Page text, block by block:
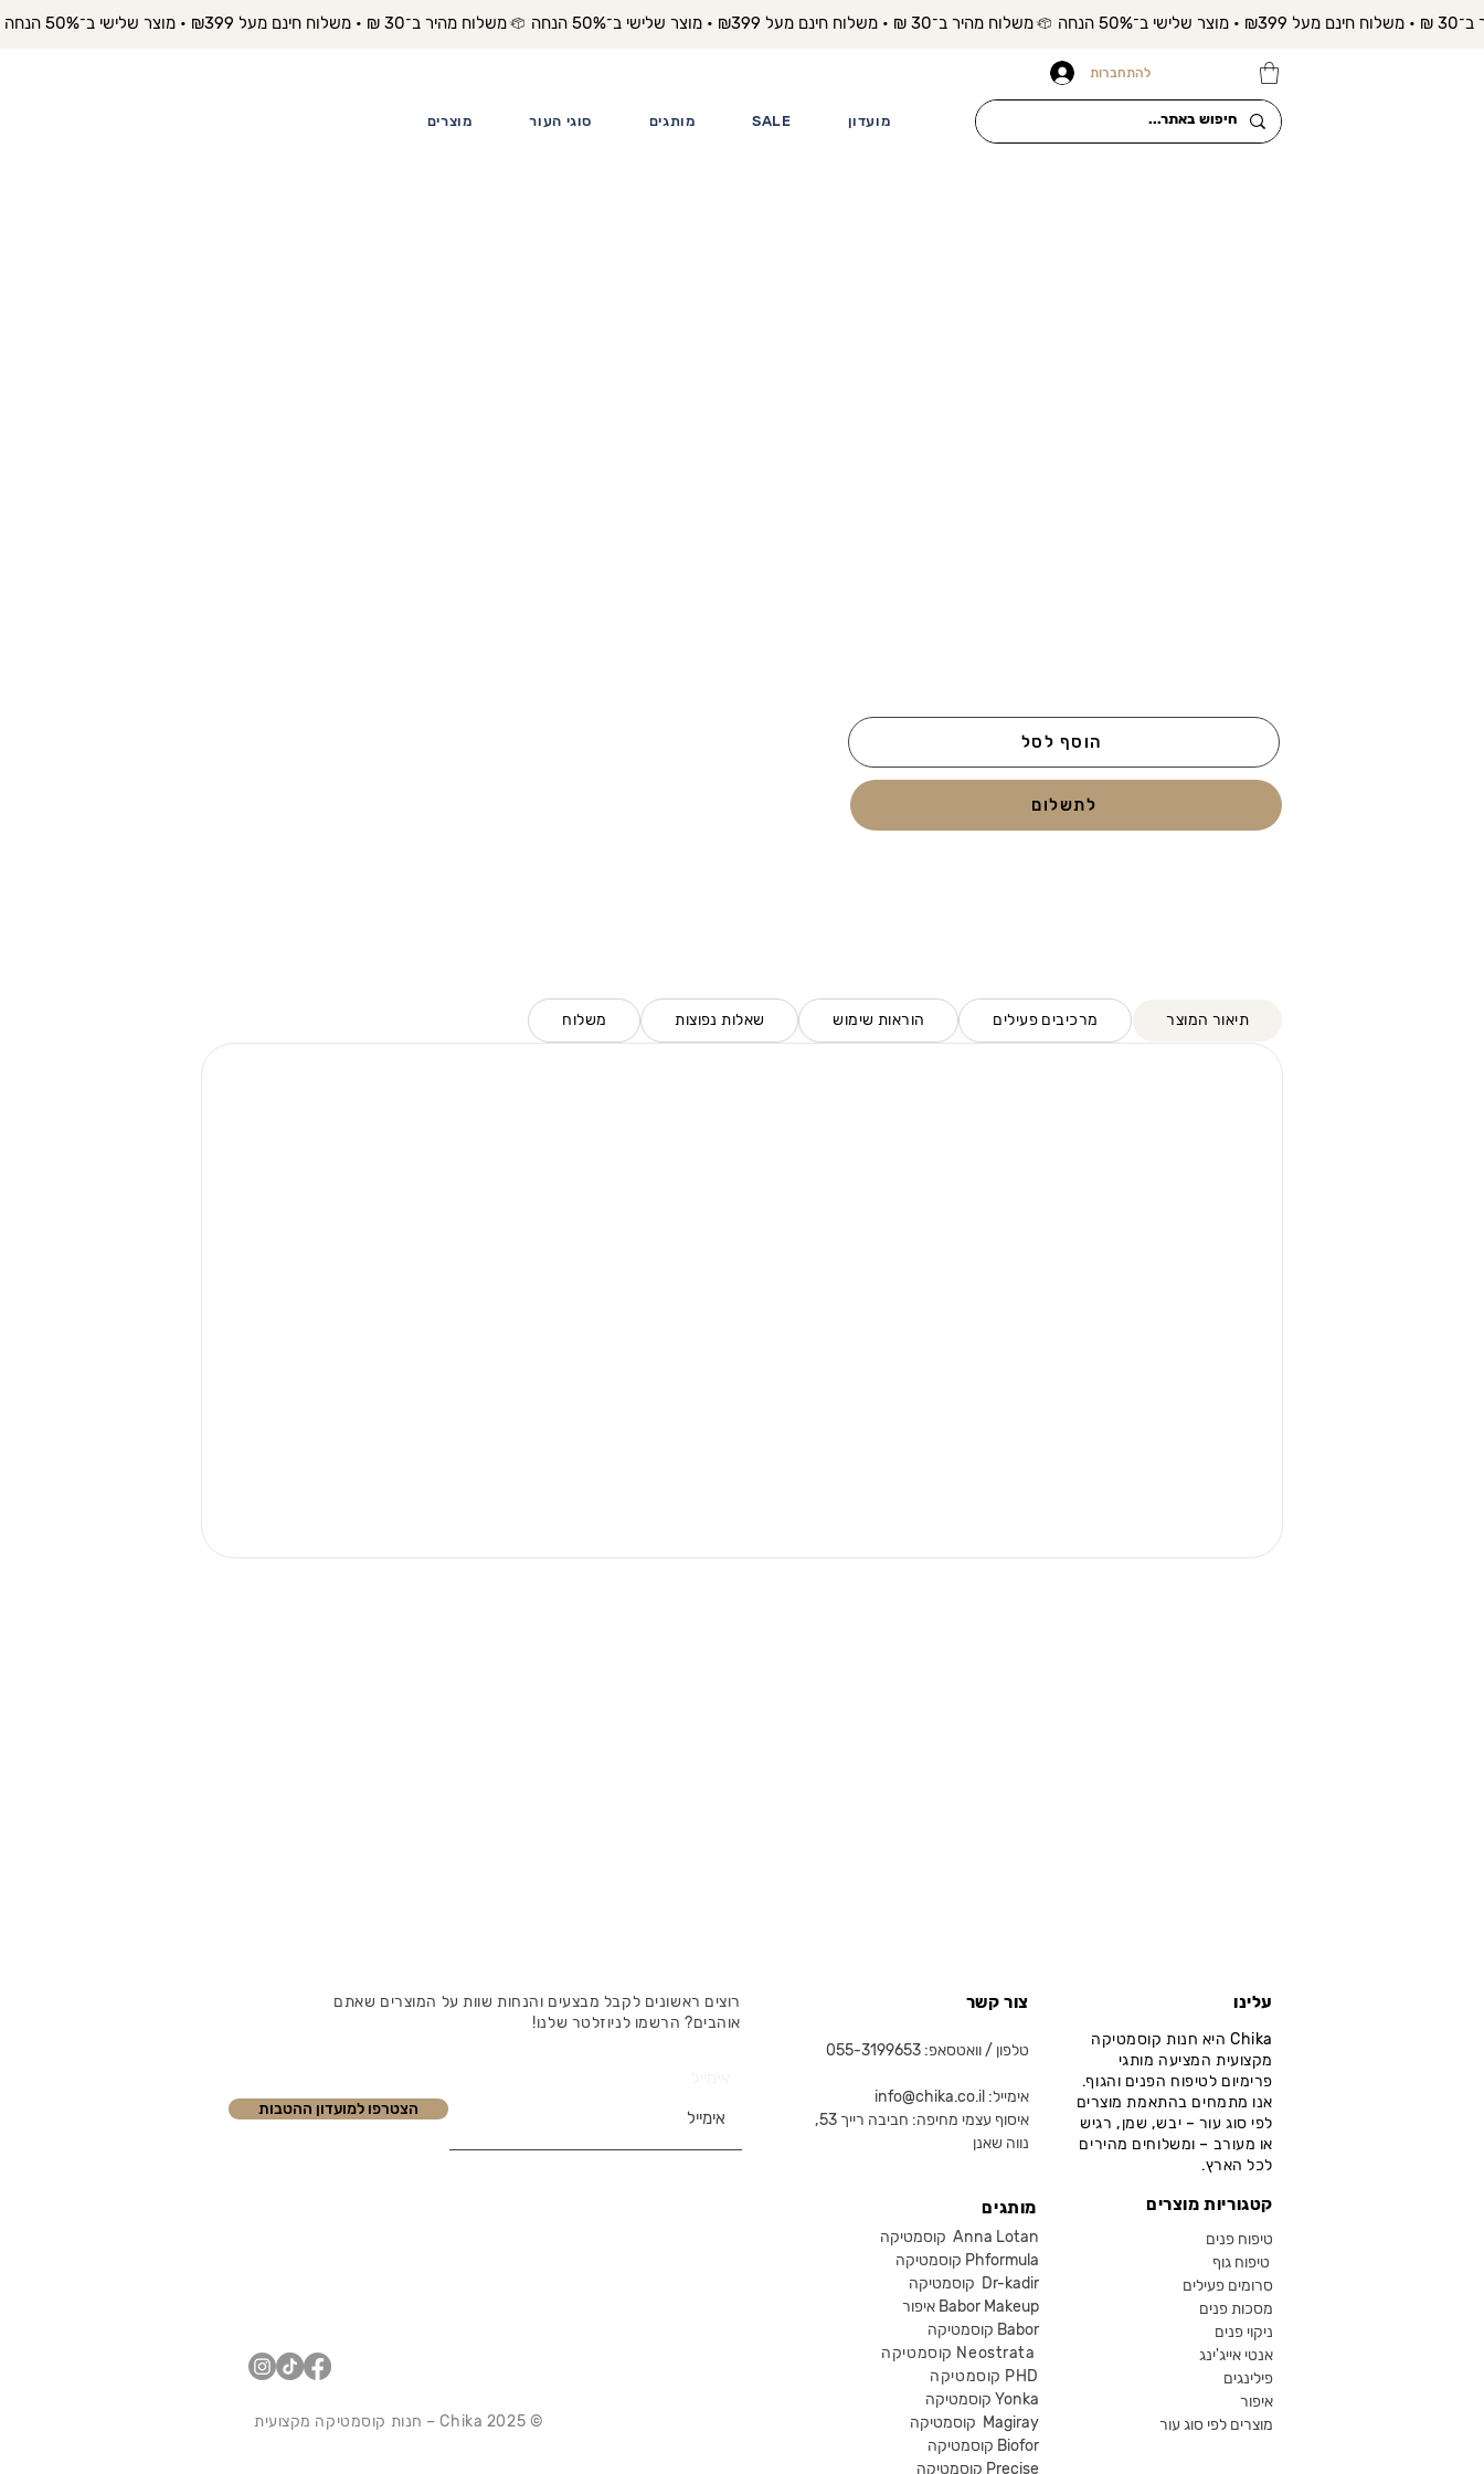
משלוח מהיר ב־30 ₪ • משלוח חינם מעל ₪399 • מוצר שלישי ב־50% הנחה
מוצרים סוגי העור מותגים SALE מועדון
להתחברות
הוסף לסל
לתשלום
תיאור המוצר מרכיבים פעילים הוראות שימוש שאלות נפוצות משלוח
רוצים ראשונים לקבל מבצעים והנחות שוות על המוצרים שאתם
אוהבים? הרשמו לניוזלטר שלנו!
הצטרפו למועדון ההטבות
© 2025 Chika – חנות קוסמטיקה מקצועית
צור קשר
טלפון / וואטסאפ: 055-3199653
אימייל: info@chika.co.il
איסוף עצמי מחיפה: חביבה רייך 53,
נווה שאנן
מותגים
קוסמטיקה Anna Lotan
קוסמטיקה Phformula
קוסמטיקה Dr-kadir
איפור Babor Makeup
קוסמטיקה Babor
קוסמטיקה Neostrata
קוסמטיקה PHD
קוסמטיקה Yonka
Magiray
קוסמטיקה Biofor
קוסמטיקה Precise
עלינו
Chika היא חנות קוסמטיקה
מקצועית המציעה מותגי
פרימיום לטיפוח הפנים והגוף.
אנו מתמחים בהתאמת מוצרים
לפי סוג עור – יבש, שמן, רגיש
או מעורב – ומשלוחים מהירים
לכל הארץ.
קטגוריות מוצרים
טיפוח פנים
טיפוח גוף
סרומים פעילים
מסכות פנים
ניקוי פנים
אנטי אייג'ינג
פילינגים
איפור
מוצרים לפי סוג עור